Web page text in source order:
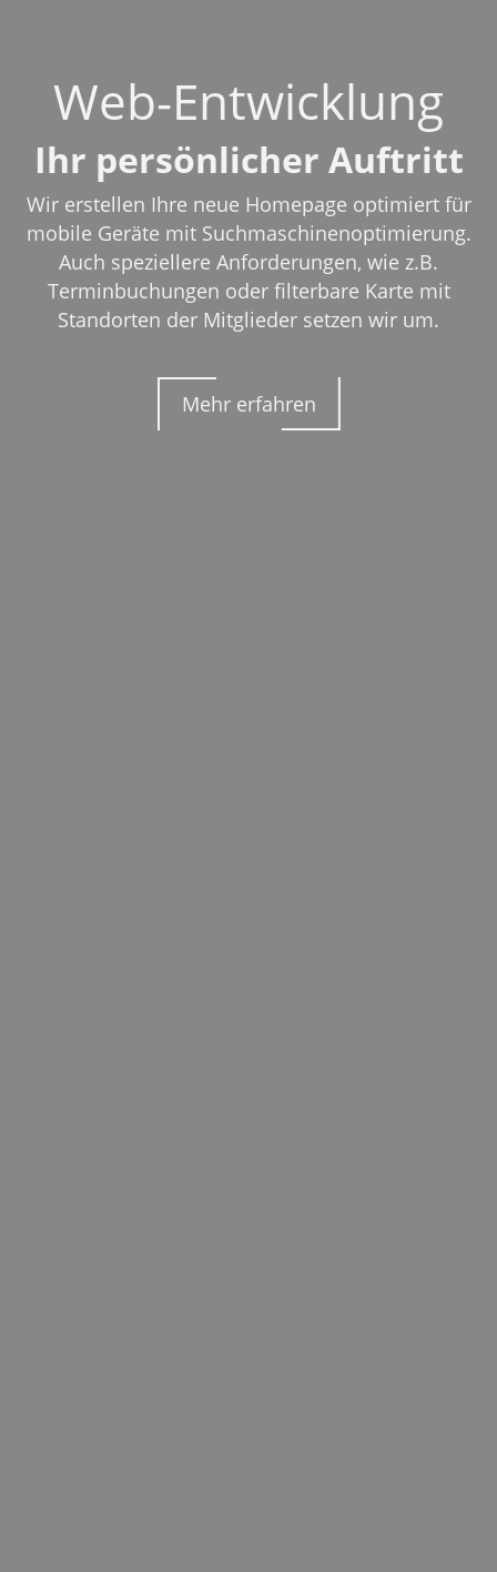
Web-Entwicklung
Ihr persönlicher Auftritt
Wir erstellen Ihre neue Homepage optimiert für
mobile Geräte mit Suchmaschinenoptimierung.
Auch speziellere Anforderungen, wie z.B.
Terminbuchungen oder filterbare Karte mit
Standorten der Mitglieder setzen wir um.
Mehr erfahren